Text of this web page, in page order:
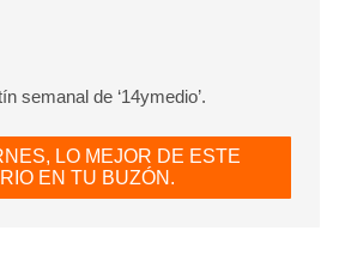
semanal de ‘14ymedio’.
LO MEJOR DE ESTE
EN TU BUZÓN.